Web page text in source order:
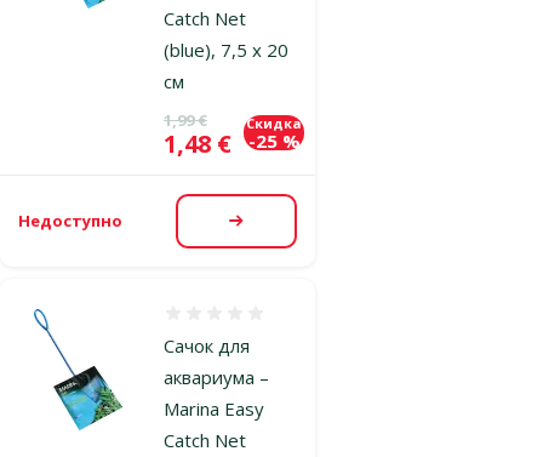
Catch Net
(blue), 7,5 x 20
см
Исходная цена
1,99 €
Цена
1,48 €
Скидка
-25 %
Недоступно Посмотреть
Сачок для
аквариума –
Marina Easy
Catch Net